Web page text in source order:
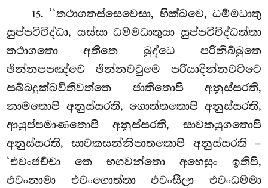
15. ‘‘තථාගතස්සෙවෙසා, භික්ඛවෙ, ධම්මධාතු
සුප්පටිවිද්ධා, යස්සා ධම්මධාතුයා සුප්පටිවිද්ධත්තා
තථාගතො අතීතෙ බුද්ධෙ පරිනිබ්බුතෙ
ඡින්නපපඤ්චෙ ඡින්නවටුමෙ පරියාදින්නවට්ටෙ
සබ්බදුක්ඛවීතිවත්තෙ ජාතිතොපි අනුස්සරති,
නාමතොපි අනුස්සරති, ගොත්තතොපි අනුස්සරති,
ආයුප්පමාණතොපි අනුස්සරති, සාවකයුගතොපි
අනුස්සරති, සාවකසන්නිපාතතොපි අනුස්සරති –
‘එවංජච්චා තෙ භගවන්තො අහෙසුං ඉතිපි,
එවංනාමා එවංගොත්තා එවංසීලා එවංධම්මා